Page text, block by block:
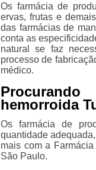
Os farmácia de
ervas, frutas e
das farmácias de
conta as
natural se faz
processo de
médico.
hemorroida
Os farmácia de
quantidade
mais com a
São Paulo.